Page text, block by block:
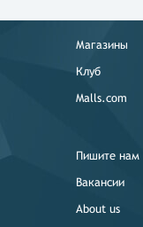
Магазины
Клуб
Malls.com
Пишите нам
Вакансии
About us